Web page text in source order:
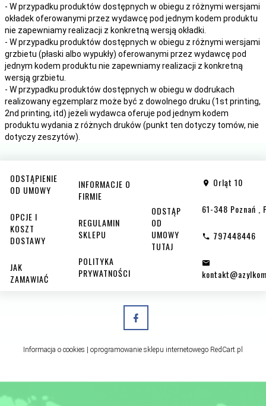
- W przypadku produktów dostępnych w obiegu z różnymi wersjami
okładek oferowanymi przez wydawcę pod jednym kodem produktu
nie zapewniamy realizacji z konkretną wersją okładki.
- W przypadku produktów dostępnych w obiegu z różnymi wersjami
grzbietu (płaski albo wypukły) oferowanymi przez wydawcę pod
jednym kodem produktu nie zapewniamy realizacji z konkretną
wersją grzbietu.
- W przypadku produktów dostępnych w obiegu w dodrukach
realizowany egzemplarz może być z dowolnego druku (1st printing,
2nd printing, itd) jeżeli wydawca oferuje pod jednym kodem
produktu wydania z różnych druków (punkt ten dotyczy tomów, nie
dotyczy zeszytów).
ODSTĄPIENIE
OD UMOWY
OPCJE I
KOSZT
DOSTAWY
JAK
ZAMAWIAĆ
INFORMACJE O
FIRMIE
REGULAMIN
SKLEPU
POLITYKA
PRYWATNOŚCI
ODSTĄP
OD
UMOWY
TUTAJ
Orląt 10
61-348 Poznań
797448446
Informacja o cookies | oprogramowanie sklepu internetowego RedCart.pl